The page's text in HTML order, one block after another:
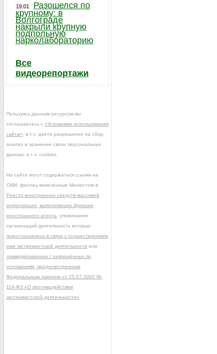
19.01
Разошелся по
крупному: в
Волгограде
накрыли крупную
подпольную
нарколабораторию
Все
видеорепортажи
Пользуясь данным ресурсом вы
соглашаетесь с «Условиями использования
сайта» , в т.ч. даёте разрешение на сбор,
анализ и хранение своих персональных
данных, в т.ч. cookies.
На сайте могут содержаться ссылки на
СМИ, физлиц включённые Минюстом в
Реестр иностранных средств массовой
информации, выполняющих функции
иностранного агента , упоминания
организаций деятельность которых
приостановлена в связи с осуществлением
ими экстремистской деятельности или
ликвидированных / запрещённых по
основаниям, предусмотренным
Федеральным законом от 25.07.2002 №
114-ФЗ «О противодействии
экстремистской деятельности»